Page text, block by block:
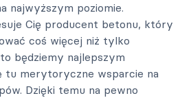
najwyższym poziomie.
Cię producent betonu, który
coś więcej niż tylko
będziemy najlepszym
tu merytoryczne wsparcie na
Dzięki temu na pewno